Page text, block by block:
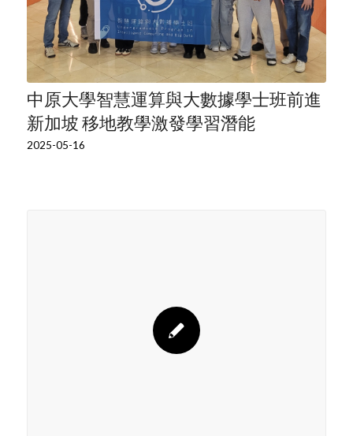
中原大學智慧運算與大數據學士班前進
新加坡 移地教學激發學習潛能
2025-05-16